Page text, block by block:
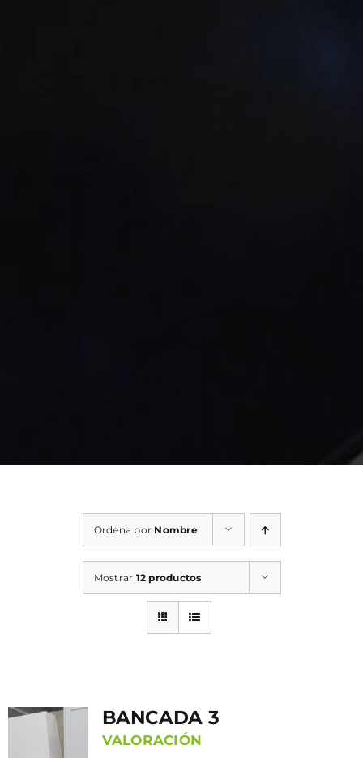
Ordena por Nombre
Mostrar 12 productos
BANCADA 3
VALORACIÓN